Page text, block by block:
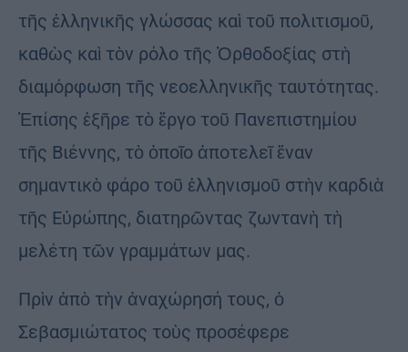
τῆς ἑλληνικῆς γλώσσας καὶ τοῦ πολιτισμοῦ,
καθὼς καὶ τὸν ρόλο τῆς Ὀρθοδοξίας στὴ
διαμόρφωση τῆς νεοελληνικῆς ταυτότητας.
Ἐπίσης ἐξῆρε τὸ ἔργο τοῦ Πανεπιστημίου
τῆς Βιέννης, τὸ ὁποῖο ἀποτελεῖ ἕναν
σημαντικὸ φάρο τοῦ ἑλληνισμοῦ στὴν καρδιὰ
τῆς Εὐρώπης, διατηρῶντας ζωντανὴ τὴ
μελέτη τῶν γραμμάτων μας.
Πρὶν ἀπὸ τὴν ἀναχώρησή τους, ὁ
Σεβασμιώτατος τοὺς προσέφερε